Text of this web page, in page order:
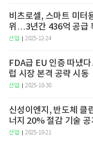
비츠로셀, 스마트 미터
위…3년간 436억 공급
산업 2025-12-24
FDA급 EU 인증 따냈
럽 시장 본격 공략 시동
산업 2025-10-30
신성이엔지, 반도체 클
너지 20% 절감 기술 공
산업 2025-10-21